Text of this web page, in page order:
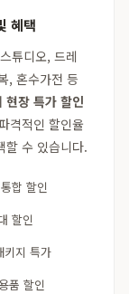
혜택
튜디오, 드레
, 혼수가전 등
현장 특가 할인
격적인 할인율
할 수 있습니다.
합 할인
할인
키지 특가
품 할인